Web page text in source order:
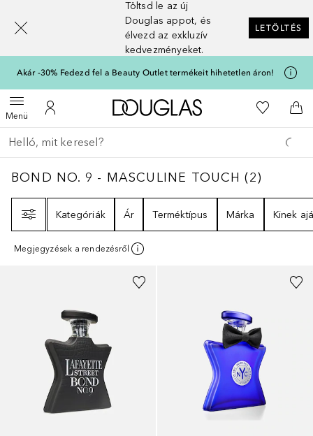
Töltsd le az új
Douglas appot, és
élvezd az exkluzív
kedvezményeket.
LETÖLTÉS
Akár -30% Fedezd fel a Beauty Outlet termékeit hihetetlen áron!
MenüMenü megnyitása
A fiókomhoz
A Douglas Főoldalra
A
Menj vissza
Keresés végrehajtása
BOND NO. 9 - MASCULINE TOUCH2
BOND NO. 9 - MASCULINE TOUCH (2)
Kategóriák
Ár Terméktípus Márka Kinek
Megjegyzések a rendezésről
[navigation.slideout.screenreader]